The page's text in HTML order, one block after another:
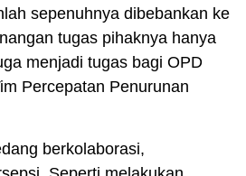
sepenuhnya dibebankan ke
tugas pihaknya hanya
menjadi tugas bagi OPD
Percepatan Penurunan
berkolaborasi,